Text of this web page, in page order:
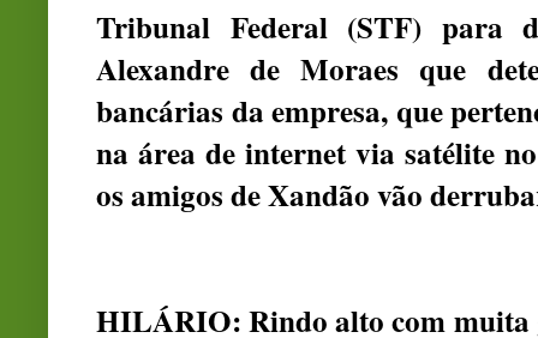
Tribunal Federal (STF) para
Alexandre de Moraes que
bancárias da empresa, que
na área de internet via satélite
os amigos de Xandão vão
HILÁRIO: Rindo alto com muita